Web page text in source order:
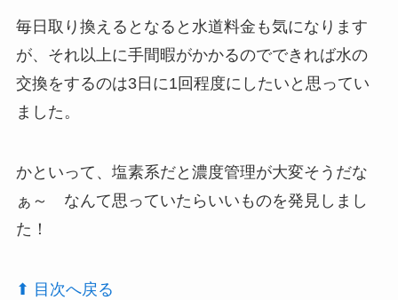
毎日取り換えるとなると水道料金も気になります
が、それ以上に手間暇がかかるのでできれば水の
交換をするのは3日に1回程度にしたいと思ってい
ました。
かといって、塩素系だと濃度管理が大変そうだな
ぁ～ なんて思っていたらいいものを発見しまし
た！
⬆︎ 目次へ戻る